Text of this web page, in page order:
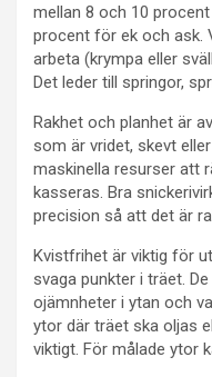
mellan 8 och 10
procent för ek och ask.
arbeta (krympa eller
Det leder till springor,
Rakhet och planhet är
som är vridet, skevt
maskinella resurser att
kasseras. Bra
precision så att det är
Kvistfrihet är viktig för
svaga punkter i träet.
ojämnheter i ytan och
ytor där träet ska oljas
viktigt. För målade ytor